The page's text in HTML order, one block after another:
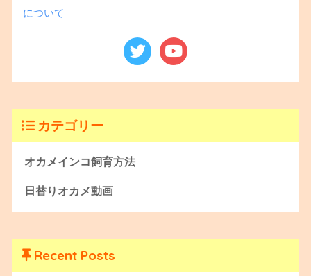
について
カテゴリー
オカメインコ飼育方法
日替りオカメ動画
Recent Posts